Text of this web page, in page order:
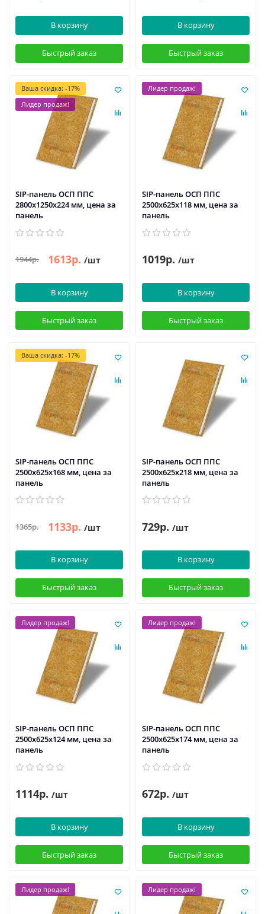
В корзину
Быстрый заказ
В корзину
Быстрый заказ
Ваша скидка: -17%
Лидер продаж!
SIP-панель ОСП ППС
2800х1250х224 мм, цена за
панель
1944р. 1613р. /шт
В корзину
Быстрый заказ
Лидер продаж!
SIP-панель ОСП ППС
2500х625х118 мм, цена за
панель
1019р. /шт
В корзину
Быстрый заказ
Ваша скидка: -17%
SIP-панель ОСП ППС
2500х625х168 мм, цена за
панель
1365р. 1133р. /шт
В корзину
Быстрый заказ
SIP-панель ОСП ППС
2500х625х218 мм, цена за
панель
729р. /шт
В корзину
Быстрый заказ
Лидер продаж!
SIP-панель ОСП ППС
2500х625х124 мм, цена за
панель
1114р. /шт
В корзину
Быстрый заказ
Лидер продаж!
SIP-панель ОСП ППС
2500х625х174 мм, цена за
панель
672р. /шт
В корзину
Быстрый заказ
Лидер продаж! Лидер продаж!